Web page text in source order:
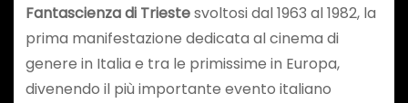
Fantascienza di Triestesvoltosi dal 1963 al 1982, la
prima manifestazione dedicata al cinema di
genere in Italia e tra le primissime in Europa,
divenendo il più importante evento italiano